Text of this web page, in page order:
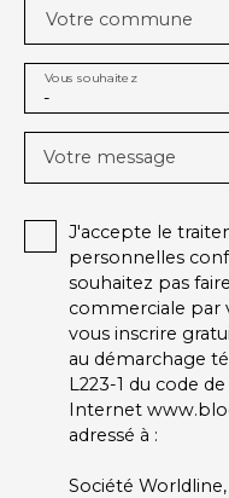
Votre commune
-
Vous souhaitez
Votre message
J'accepte le
personnelles
souhaitez pas
commerciale par
vous inscrire
au démarchage
L223-1 du code
Internet
adressé à :
Société Worldline,